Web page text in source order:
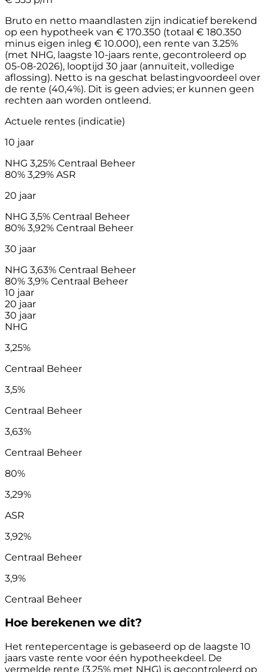
Bruto en netto maandlasten zijn indicatief berekend
op een hypotheek van € 170.350 (totaal € 180.350
minus eigen inleg € 10.000), een rente van 3.25%
(met NHG, laagste 10-jaars rente, gecontroleerd op
05-08-2026), looptijd 30 jaar (annuïteit, volledige
aflossing). Netto is na geschat belastingvoordeel over
de rente (40,4%). Dit is geen advies; er kunnen geen
rechten aan worden ontleend.
Actuele rentes (indicatie)
10 jaar
NHG 3,25% Centraal Beheer
80% 3,29% ASR
20 jaar
NHG 3,5% Centraal Beheer
80% 3,92% Centraal Beheer
30 jaar
NHG 3,63% Centraal Beheer
80% 3,9% Centraal Beheer
10 jaar
20 jaar
30 jaar
NHG
3,25%
Centraal Beheer
3,5%
Centraal Beheer
3,63%
Centraal Beheer
80%
3,29%
ASR
3,92%
Centraal Beheer
3,9%
Centraal Beheer
Hoe berekenen we dit?
Het rentepercentage is gebaseerd op de laagste 10
jaars vaste rente voor één hypotheekdeel. De
vermelde rente (3.25% met NHG) is gecontroleerd op